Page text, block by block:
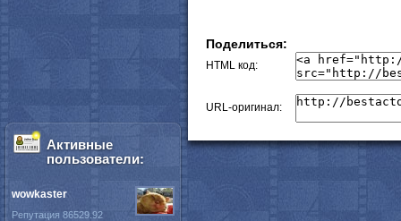
Поделиться:
HTML код:
URL-оригинал:
Активные
пользователи:
wowkaster
Репутация 86529.92